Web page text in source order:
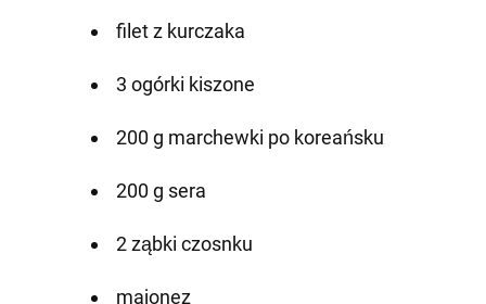
filet z kurczaka
3 ogórki kiszone
200 g marchewki po koreańsku
200 g sera
2 ząbki czosnku
majonez